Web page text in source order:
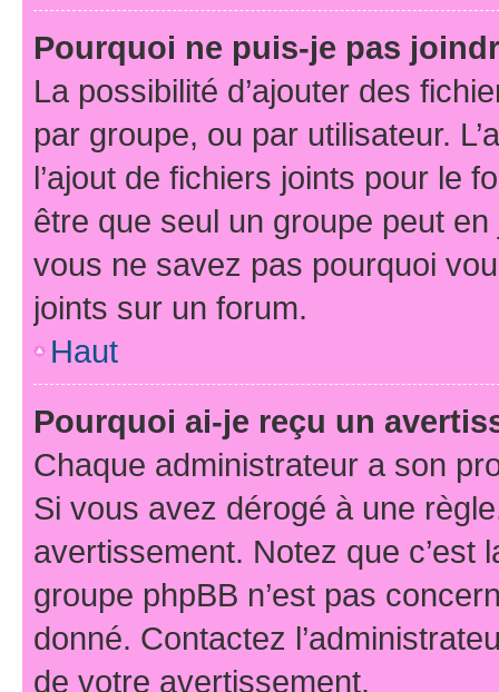
Pourquoi ne puis-je pas
La possibilité d’ajouter des
par groupe, ou par utilisateur.
l’ajout de fichiers joints pour le
être que seul un groupe peut
vous ne savez pas pourquoi
joints sur un forum.
Haut
Pourquoi ai-je reçu un
Chaque administrateur a son
Si vous avez dérogé à une
avertissement. Notez que c’est
groupe phpBB n’est pas
donné. Contactez
de votre avertissement.